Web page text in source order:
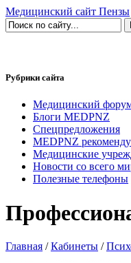
Медицинский сайт Пензы
Рубрики сайта
Медицинский
Блоги MEDPNZ
Спецпредложения
MEDPNZ
Медицинские
Новости со всего
Полезные телефоны
Главная /Кабинеты /